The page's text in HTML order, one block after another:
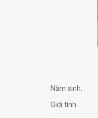
Năm sinh:
Giới tính: